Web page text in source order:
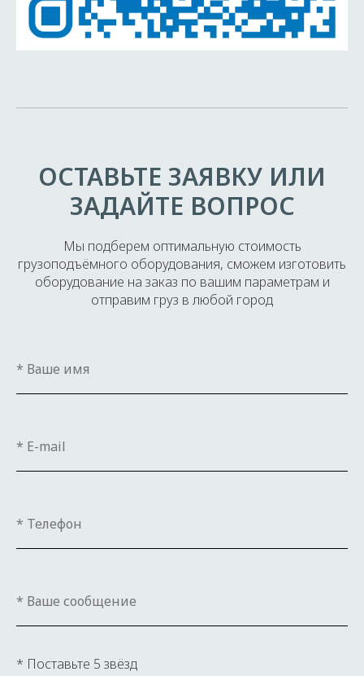
ОСТАВЬТЕ ЗАЯВКУ ИЛИ
ЗАДАЙТЕ ВОПРОС
Мы подберем оптимальную стоимость
грузоподъёмного оборудования, сможем изготовить
оборудование на заказ по вашим параметрам и
отправим груз в любой город
* Поставьте 5 звёзд